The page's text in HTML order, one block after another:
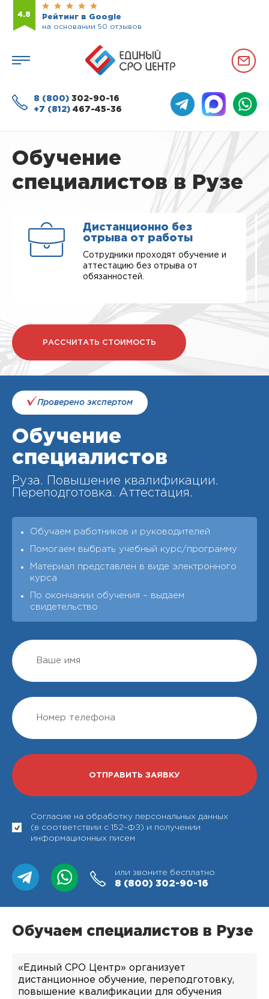
4.8
Рейтинг в Google
на основании 50 отзывов
8 (800) 302-90-16
+7 (812) 467-45-36
Обучение
специалистов в Рузе
Дистанционно без
отрыва от работы
Сотрудники проходят обучение и
аттестацию без отрыва от
обязанностей.
РАССЧИТАТЬ СТОИМОСТЬ
Проверено экспертом
Обучение
специалистов
Руза. Повышение квалификации.
Переподготовка. Аттестация.
Обучаем работников и руководителей
Помогаем выбрать учебный курс/программу
Материал представлен в виде электронного
курса
По окончании обучения – выдаeм
свидетельство
Согласие на обработку персональных данных
(в соответствии с 152-ФЗ) и получении
информационных писем
или звоните бесплатно
8 (800) 302-90-16
Обучаем специалистов в Рузе
«Единый СРО Центр» организует
дистанционное обучение, переподготовку,
повышение квалификации для обучения